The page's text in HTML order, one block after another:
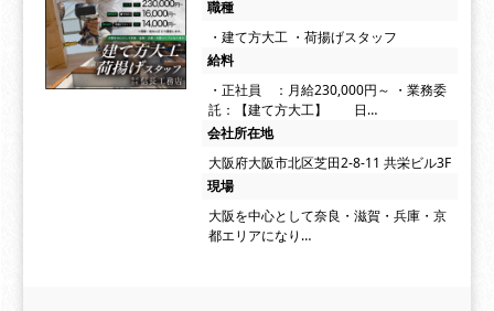
職種
・建て方大工 ・荷揚げスタッフ
給料
・正社員 ：月給230,000円～ ・業務委
託：【建て方大工】 日…
会社所在地
大阪府大阪市北区芝田2-8-11 共栄ビル3F
現場
大阪を中心として奈良・滋賀・兵庫・京
都エリアになり…